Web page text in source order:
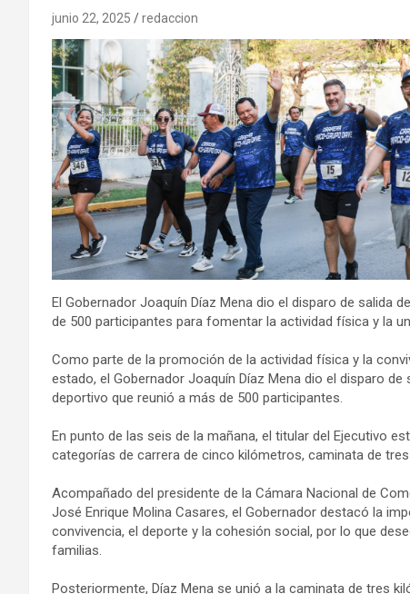
junio 22, 2025 redaccion
El Gobernador Joaquín Díaz Mena dio el disparo de salida
de 500 participantes para fomentar la actividad física y la
Como parte de la promoción de la actividad física y la
estado, el Gobernador Joaquín Díaz Mena dio el disparo
deportivo que reunió a más de 500 participantes.
En punto de las seis de la mañana, el titular del Ejecutivo
categorías de carrera de cinco kilómetros, caminata de
Acompañado del presidente de la Cámara Nacional de
José Enrique Molina Casares, el Gobernador destacó la
convivencia, el deporte y la cohesión social, por lo que
familias.
Posteriormente, Díaz Mena se unió a la caminata de tres